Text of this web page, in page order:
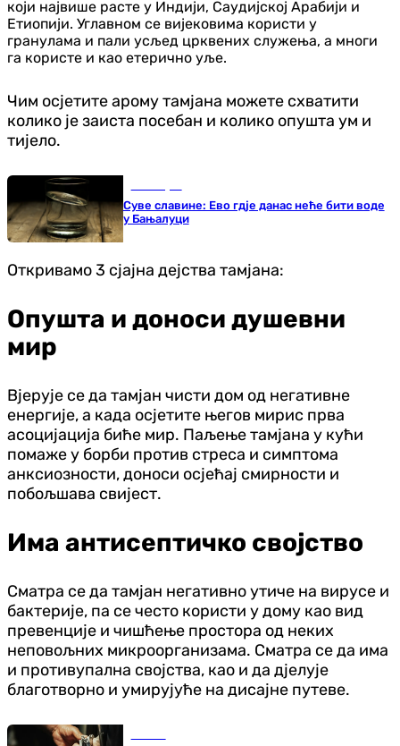
који највише расте у Индији, Саудијској Арабији и
Етиопији. Углавном се вијековима користи у
гранулама и пали усљед црквених служења, а многи
га користе и као етерично уље.
Чим осјетите арому тамјана можете схватити
колико је заиста посебан и колико опушта ум и
тијело.
Суве славине: Ево гдје данас неће бити воде
у Бањалуци
Откривамо 3 сјајна дејства тамјана:
Опушта и доноси душевни
мир
Вјерује се да тамјан чисти дом од негативне
енергије, а када осјетите његов мирис прва
асоцијација биће мир. Паљење тамјана у кући
помаже у борби против стреса и симптома
анксиозности, доноси осјећај смирности и
побољшава свијест.
Има антисептичко својство
Сматра се да тамјан негативно утиче на вирусе и
бактерије, па се често користи у дому као вид
превенције и чишћење простора од неких
неповољних микроорганизама. Сматра се да има
и противупална својства, као и да дјелује
благотворно и умирујуће на дисајне путеве.